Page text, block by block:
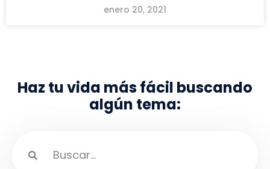
enero 20, 2021
Haz tu vida más fácil buscando
algún tema: